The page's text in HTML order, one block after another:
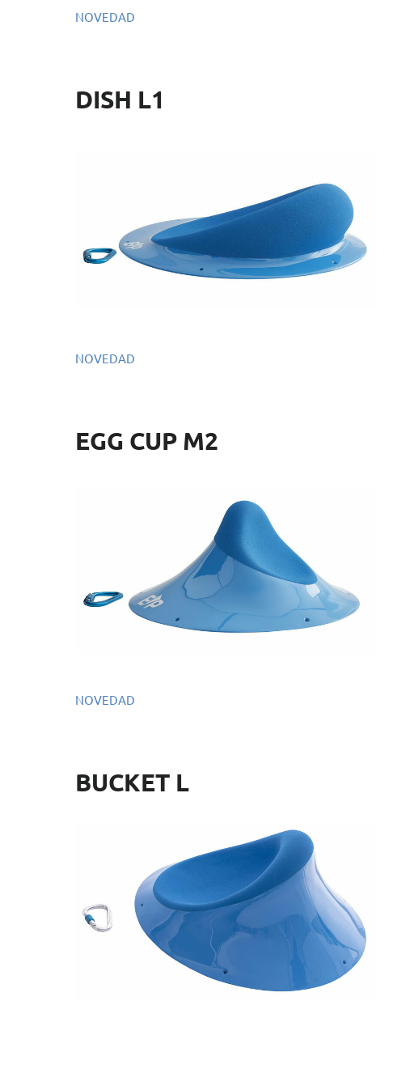
NOVEDAD
DISH L1
NOVEDAD
EGG CUP M2
NOVEDAD
BUCKET L